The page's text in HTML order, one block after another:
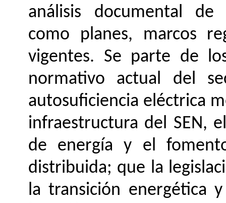
análisis documental de
como planes, marcos
vigentes. Se parte de
normativo actual del
autosuficiencia eléctrica
infraestructura del SEN,
de energía y el
distribuida; que la
la transición energética